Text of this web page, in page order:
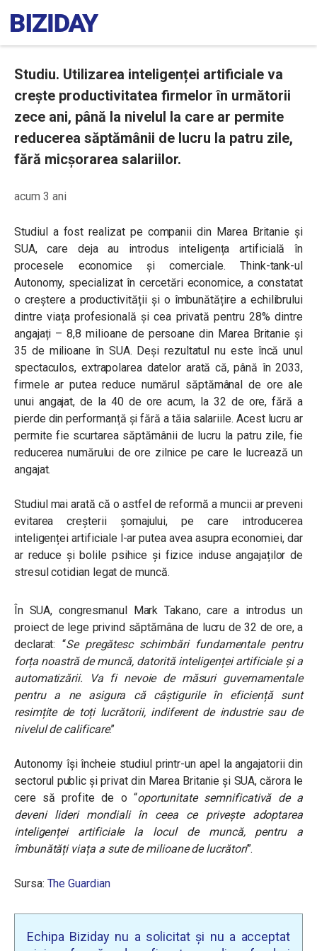
Studiu. Utilizarea inteligenței artificiale va
crește productivitatea firmelor în următorii
zece ani, până la nivelul la care ar permite
reducerea săptămânii de lucru la patru zile,
fără micșorarea salariilor.
acum 3 ani
Studiul a fost realizat pe companii din Marea Britanie și
SUA, care deja au introdus inteligența artificială în
procesele economice și comerciale. Think-tank-ul
Autonomy, specializat în cercetări economice, a constatat
o creștere a productivității și o îmbunătățire a echilibrului
dintre viața profesională și cea privată pentru 28% dintre
angajați – 8,8 milioane de persoane din Marea Britanie și
35 de milioane în SUA. Deși rezultatul nu este încă unul
spectaculos, extrapolarea datelor arată că, până în 2033,
firmele ar putea reduce numărul săptămânal de ore ale
unui angajat, de la 40 de ore acum, la 32 de ore, fără a
pierde din performanță și fără a tăia salariile. Acest lucru ar
permite fie scurtarea săptămânii de lucru la patru zile, fie
reducerea numărului de ore zilnice pe care le lucrează un
angajat.
Studiul mai arată că o astfel de reformă a muncii ar preveni
evitarea creșterii șomajului, pe care introducerea
inteligenței artificiale l-ar putea avea asupra economiei, dar
ar reduce și bolile psihice și fizice induse angajaților de
stresul cotidian legat de muncă.
În SUA, congresmanul Mark Takano, care a introdus un
proiect de lege privind săptămâna de lucru de 32 de ore, a
declarat: “Se pregătesc schimbări fundamentale pentru
forța noastră de muncă, datorită inteligenței artificiale și a
automatizării. Va fi nevoie de măsuri guvernamentale
pentru a ne asigura că câștigurile în eficiență sunt
resimțite de toți lucrătorii, indiferent de industrie sau de
nivelul de calificare.”
Autonomy își încheie studiul printr-un apel la angajatorii din
sectorul public și privat din Marea Britanie și SUA, cărora le
cere să profite de o “oportunitate semnificativă de a
deveni lideri mondiali în ceea ce privește adoptarea
inteligenței artificiale la locul de muncă, pentru a
îmbunătăți viața a sute de milioane de lucrători”.
Sursa: The Guardian
Echipa Biziday nu a solicitat și nu a acceptat